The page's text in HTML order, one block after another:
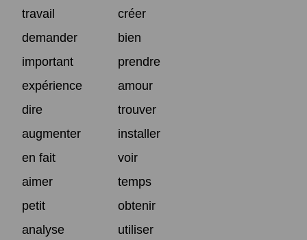
travail
créer
demander
bien
important
prendre
expérience
amour
dire
trouver
augmenter
installer
en fait
voir
aimer
temps
petit
obtenir
analyse
utiliser